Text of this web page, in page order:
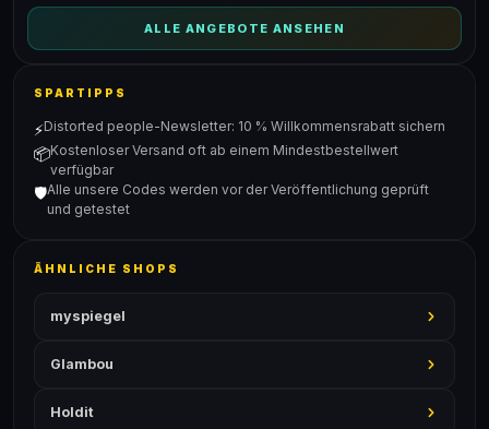
ALLE ANGEBOTE ANSEHEN
SPARTIPPS
⚡Distorted people-Newsletter: 10 % Willkommensrabatt sichern
📦Kostenloser Versand oft ab einem Mindestbestellwert
verfügbar
🛡️Alle unsere Codes werden vor der Veröffentlichung geprüft
und getestet
ÄHNLICHE SHOPS
myspiegel
Glambou
Holdit